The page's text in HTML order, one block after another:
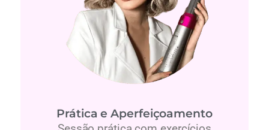
Prática e Aperfeiçoamento